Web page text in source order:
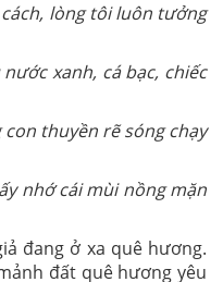
cách, lòng tôi luôn tưởng
nước xanh, cá bạc, chiếc
con thuyền rẽ sóng chạy
nhớ cái mùi nồng mặn
đang ở xa quê hương.
đất quê hương yêu